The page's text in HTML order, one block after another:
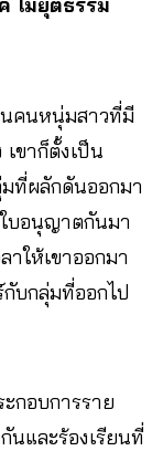
นคนหนุ่มสาวที่มี
เขาก็ตั้งเป็น
ที่ผลักดันออกมา
บอนุญาตกันมา
าให้เขาออกมา
บกลุ่มที่ออกไป
กอบการราย
นและร้องเรียนที่